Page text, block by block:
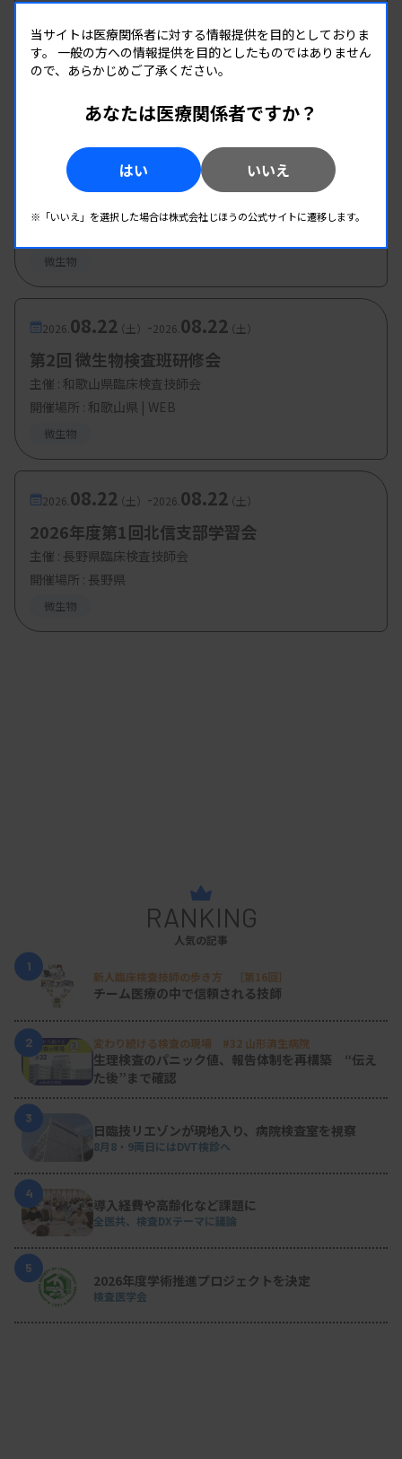
きると思い、認定資格取得にチャレンジするように
なりました。基本的には自分の担当業務に関連する
資格を随時取得しています。臨床検査技師として、
最も携わっているのは微生物検査ですので、日本臨
微生物検査技師などを取得しています。
然亡くしたりする経験をして、救急医療や災害医
療、POCT関連の認定資格にも興味を持つようにな
りました。日本臨床検査自動化学会（現・日本医療
床衛生検査技師会の認定救急検査技師などを取得
し、さらに千葉科学大学大学院危機管理学研究科で
危機管理学を専攻し、2022年3月に卒業しました。
50代になってからは、組織管理を学ぶ必要性を感じ
て日臨技の医療技術部門管理資格認定、さらにその
上位資格の医療管理者認定を取得したのが最近の認
定資格ですかね。
都臨技では理事、事務局長を務めています。技師会
の活動は、所属施設で地区幹事を務めていた方がお
り、私の日常業務の様子を見て後任にと声をかけて
目の前の業務の中に、楽しさ見つけて
―今後の夢や目標を教えてください。
所属施設では昨年8月、検体検査部門のマネージャ
ーを務めることになりました。いわゆる技師長職に
なり、検査室運営や臨床検査技師の働き方などを考
える時間が増えています。医療従事者の働き方改革
も進んでおり、若い世代は業務時間と業務時間外を
しっかり切り分ける意識も高いと感じます。業務時
間内にスキルアップができるように、教育研修の仕
組みを落とし込んでいくことは難しい課題だと思っ
ています。部門内の業務ローテーションを工夫して
休暇を取得しやすくしたり、効率的な運営のために
組織の在り方を見直したりするなどして、より良い
職場環境を整えていきたいです。責任ある立場にな
り、今までの出会いやさまざまな活動で培った人脈
や経験、知識やスキルなどを後輩に引き継いでいき
主催 :福岡県臨床衛生検査技師会
開催場所 : WEB
2026.08.21 - 08.21
微生物検査研究班 初級研修会
主催 : 東京都臨床検査技師会
微生物
2026. 08.22（土） -2026. 08.22（土）
第2回 微生物検査班研修会
主催 : 和歌山県臨床検査技師会
開催場所 : 和歌山県 | WEB
微生物
2026. 08.22（土） -2026. 08.22（土）
2026年度第1回北信支部学習会
主催 : 長野県臨床検査技師会
開催場所 : 長野県
微生物
RANKING
人気の記事
1
新人臨床検査技師の歩き方 ［第16回］
チーム医療の中で信頼される技師
2 変わり続ける検査の現場 #32 山形済生病院
生理検査のパニック値、報告体制を再構築 “伝え
た後”まで確認
3
日臨技リエゾンが現地入り、病院検査室を視察
8月8・9両日にはDVT検診へ
4
導入経費や高齢化など課題に
全医共、検査DXテーマに議論
5
2026年度学術推進プロジェクトを決定
検査医学会
当サイトは医療関係者に対する情報提供を目的としておりま
す。 一般の方への情報提供を目的としたものではありません
ので、あらかじめご了承ください。
あなたは医療関係者ですか？
はい いいえ
※「いいえ」を選択した場合は株式会社じほうの公式サイトに遷移します。